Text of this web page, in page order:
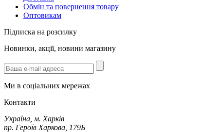
Обмін та повернення товару
Оптовикам
Підписка на розсилку
Новинки, акції, новини магазину
Ми в соціальних мережах
Контакти
Україна, м. Харків
пр. Героїв Харкова, 179Б